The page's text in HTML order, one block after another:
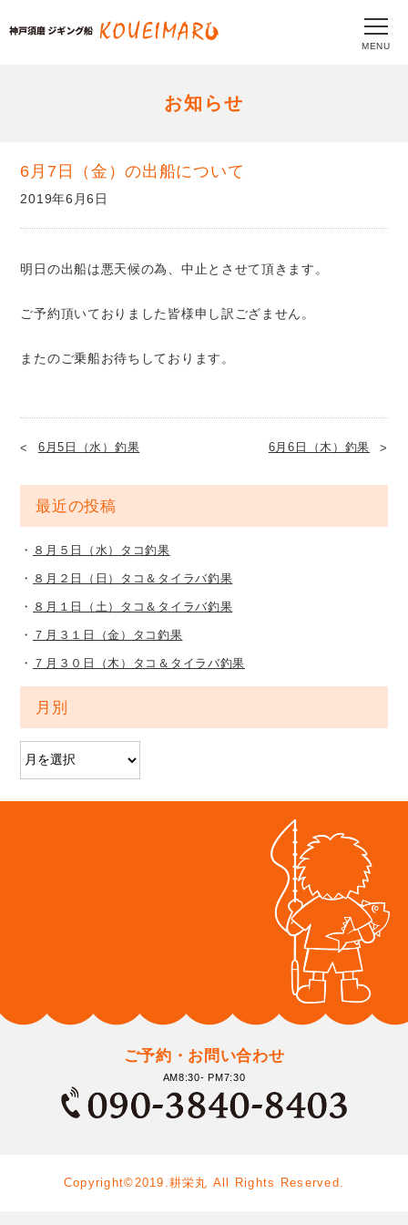
MENU
お知らせ
6月7日（金）の出船について
2019年6月6日
明日の出船は悪天候の為、中止とさせて頂きます。
ご予約頂いておりました皆様申し訳ござません。
またのご乗船お待ちしております。
6月5日（水）釣果 6月6日（木）釣果
最近の投稿
８月５日（水）タコ釣果
８月２日（日）タコ＆タイラバ釣果
８月１日（土）タコ＆タイラバ釣果
７月３１日（金）タコ釣果
７月３０日（木）タコ＆タイラバ釣果
月別
ご予約・お問い合わせ
AM8:30- PM7:30
Copyright©2019.耕栄丸 All Rights Reserved.